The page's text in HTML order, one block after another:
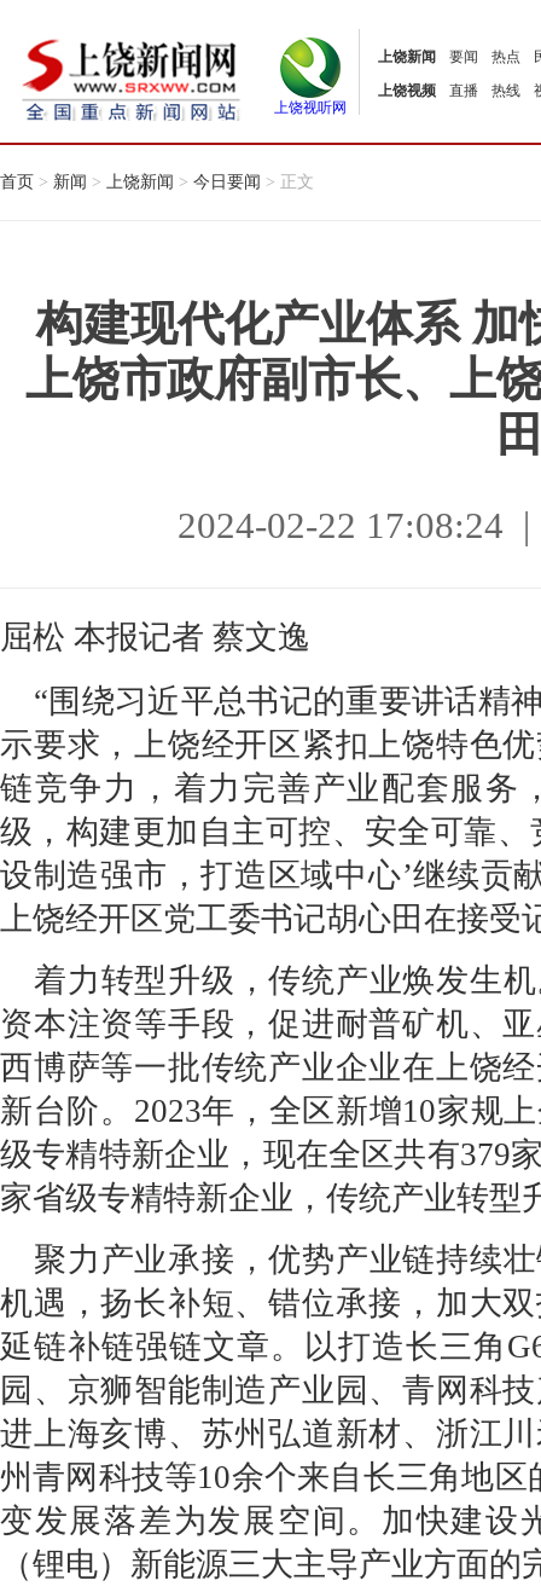
上饶视听网
上饶新闻 要闻 热点
上饶视频
直播 热线
首页 > 新闻 > 上饶新闻 > 今日要闻 > 正文
构建现代化产业体系
上饶市政府副市长、上
2024-02-22 17:08:24
屈松 本报记者 蔡文逸
“围绕习近平总书记的重要讲话精
示要求，上饶经开区紧扣上饶特色
链竞争力，着力完善产业配套服务
级，构建更加自主可控、安全可靠
设制造强市，打造区域中心’继续贡
上饶经开区党工委书记胡心田在接受
着力转型升级，传统产业焕发生
资本注资等手段，促进耐普矿机、
西博萨等一批传统产业企业在上饶
新台阶。2023年，全区新增10家规
级专精特新企业，现在全区共有379
家省级专精特新企业，传统产业转型
聚力产业承接，优势产业链持续
机遇，扬长补短、错位承接，加大
延链补链强链文章。以打造长三角
园、京狮智能制造产业园、青网科
进上海亥博、苏州弘道新材、浙江
州青网科技等10余个来自长三角地
变发展落差为发展空间。加快建设
（锂电）新能源三大主导产业方面的